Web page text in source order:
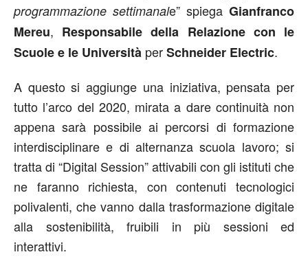
programmazione settimanale” spiega Gianfranco
Mereu, Responsabile della Relazione con le
Scuole e le Università perSchneider Electric.
A questo si aggiunge una iniziativa, pensata per
tutto l’arco del 2020, mirata a dare continuità non
appena sarà possibile ai percorsi di formazione
interdisciplinare e di alternanza scuola lavoro; si
tratta di “Digital Session” attivabili con gli istituti che
ne faranno richiesta, con contenuti tecnologici
polivalenti, che vanno dalla trasformazione digitale
alla sostenibilità, fruibili in più sessioni ed
interattivi.